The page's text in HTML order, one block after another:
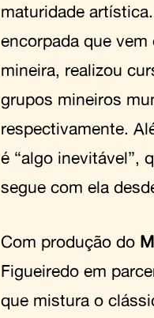
maturidade
encorpada que
mineira, realizou
grupos mineiros
respectivamente.
é “algo inevitável”,
segue com ela
Com produção do
Figueiredo em
que mistura o